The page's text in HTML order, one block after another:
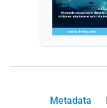
Metadata